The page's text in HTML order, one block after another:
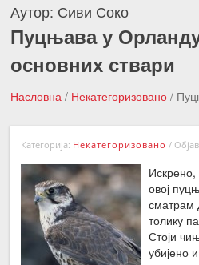
Аутор: Сиви Соко
Пуцњава у
основних ствари
Насловна / Некатегоризовано /
основних ствари
Категорија: Некатегоризовано /
Искрено,
овој
сматрам
толику
Стоји
убијено